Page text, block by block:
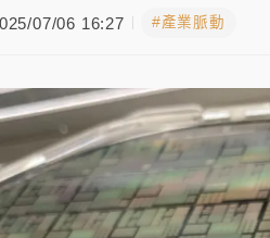
金158kg遭查扣畫面曝光
數！辜仲諒向法院聲請遭駁
今線上預約開賣一度塞車 周
！東檢抗告成功 今重開羈押庭
07/06 16:27 #產業脈動